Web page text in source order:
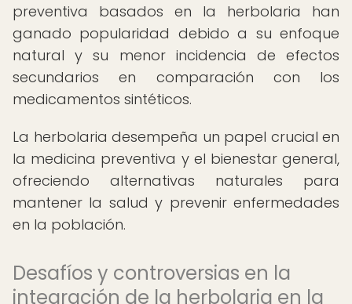
preventiva basados en la herbolaria han
ganado popularidad debido a su enfoque
natural y su menor incidencia de efectos
secundarios en comparación con los
medicamentos sintéticos.
La herbolaria desempeña un papel crucial en
la medicina preventiva y el bienestar general,
ofreciendo alternativas naturales para
mantener la salud y prevenir enfermedades
en la población.
Desafíos y controversias en la
integración de la herbolaria en la